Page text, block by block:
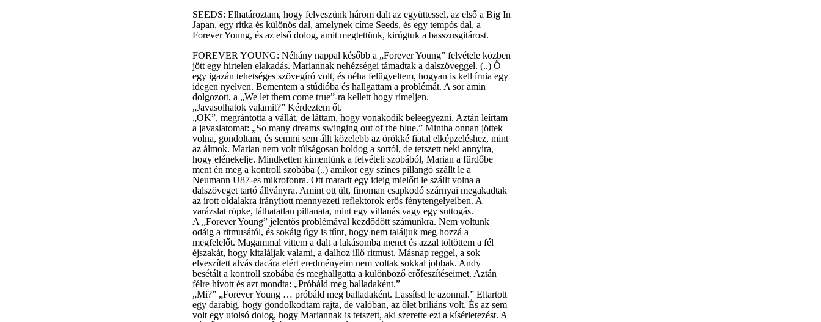
SEEDS: Elhatároztam, hogy felveszünk három dalt az együttessel, az első a Big In
Japan, egy ritka és különös dal, amelynek címe Seeds, és egy tempós dal, a
Forever Young, és az első dolog, amit megtettünk, kirúgtuk a basszusgitárost.
FOREVER YOUNG: Néhány nappal később a „Forever Young” felvétele közben
jött egy hirtelen elakadás. Mariannak nehézségei támadtak a dalszöveggel. (..) Ő
egy igazán tehetséges szövegíró volt, és néha felügyeltem, hogyan is kell írnia egy
idegen nyelven. Bementem a stúdióba és hallgattam a problémát. A sor amin
dolgozott, a „We let them come true”-ra kellett hogy rímeljen.
„Javasolhatok valamit?” Kérdeztem őt.
„OK”, megrántotta a vállát, de láttam, hogy vonakodik beleegyezni. Aztán leírtam
a javaslatomat: „So many dreams swinging out of the blue.” Mintha onnan jöttek
volna, gondoltam, és semmi sem állt közelebb az örökké fiatal elképzeléshez, mint
az álmok. Marian nem volt túlságosan boldog a sortól, de tetszett neki annyira,
hogy elénekelje. Mindketten kimentünk a felvételi szobából, Marian a fürdőbe
ment én meg a kontroll szobába (..) amikor egy színes pillangó szállt le a
Neumann U87-es mikrofonra. Ott maradt egy ideig mielőtt le szállt volna a
dalszöveget tartó állványra. Amint ott ült, finoman csapkodó szárnyai megakadtak
az írott oldalakra irányított mennyezeti reflektorok erős fénytengelyeiben. A
varázslat röpke, láthatatlan pillanata, mint egy villanás vagy egy suttogás.
A „Forever Young” jelentős problémával kezdődött számunkra. Nem voltunk
odáig a ritmusától, és sokáig úgy is tűnt, hogy nem találjuk meg hozzá a
megfelelőt. Magammal vittem a dalt a lakásomba menet és azzal töltöttem a fél
éjszakát, hogy kitaláljak valami, a dalhoz illő ritmust. Másnap reggel, a sok
elveszített alvás dacára elért eredményeim nem voltak sokkal jobbak. Andy
besétált a kontroll szobába és meghallgatta a különböző erőfeszítéseimet. Aztán
félre hívott és azt mondta: „Próbáld meg balladaként.”
„Mi?” „Forever Young … próbáld meg balladaként. Lassítsd le azonnal.” Eltartott
egy darabig, hogy gondolkodtam rajta, de valóban, az ölet briliáns volt. És az sem
volt egy utolsó dolog, hogy Mariannak is tetszett, aki szerette ezt a kísérletezést. A